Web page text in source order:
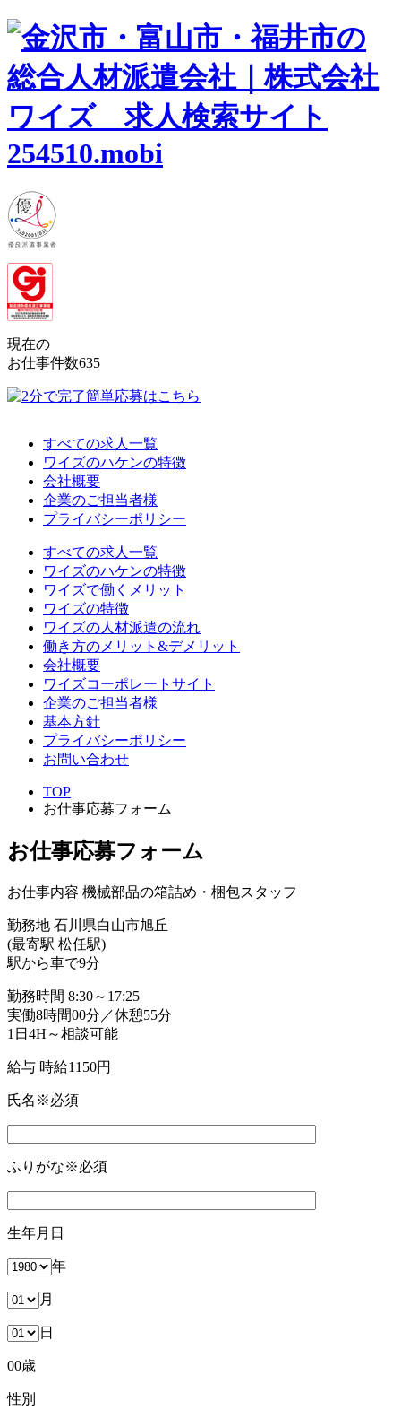
現在の
お仕事件数635
すべての求人一覧
ワイズのハケンの特徴
会社概要
企業のご担当者様
プライバシーポリシー
すべての求人一覧
ワイズのハケンの特徴
ワイズで働くメリット
ワイズの特徴
ワイズの人材派遣の流れ
働き方のメリット&デメリット
会社概要
ワイズコーポレートサイト
企業のご担当者様
基本方針
プライバシーポリシー
お問い合わせ
TOP
お仕事応募フォーム
お仕事応募フォーム
お仕事内容 機械部品の箱詰め・梱包スタッフ
勤務地 石川県白山市旭丘
(最寄駅 松任駅)
駅から車で9分
勤務時間 8:30～17:25
実働8時間00分／休憩55分
1日4H～相談可能
給与 時給1150円
氏名 ※必須
ふりがな※必須
生年月日
年
月
日
00歳
性別